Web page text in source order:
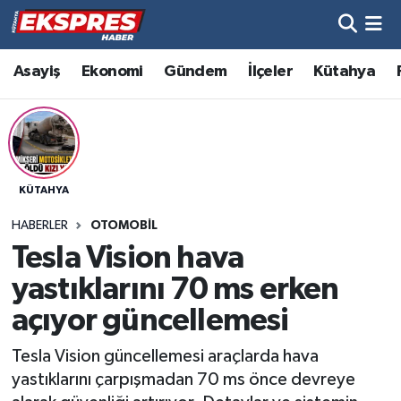
Asayiş Ekonomi Gündem İlçeler Kütahya
KÜTAHYA
HABERLER OTOMOBIL
Tesla Vision hava
yastıklarını 70 ms erken
açıyor güncellemesi
Tesla Vision güncellemesi araçlarda hava
yastıklarını çarpışmadan 70 ms önce devreye
Altıntaş
Asayiş
Aslanapa
Bölge
Çavdarhisar
Dumlupınar
Hava Durumu
Trafik Durumu
Süper Lig Puan Durumu ve Fikstür
Son Dakika Haberleri
Haber Arşivi